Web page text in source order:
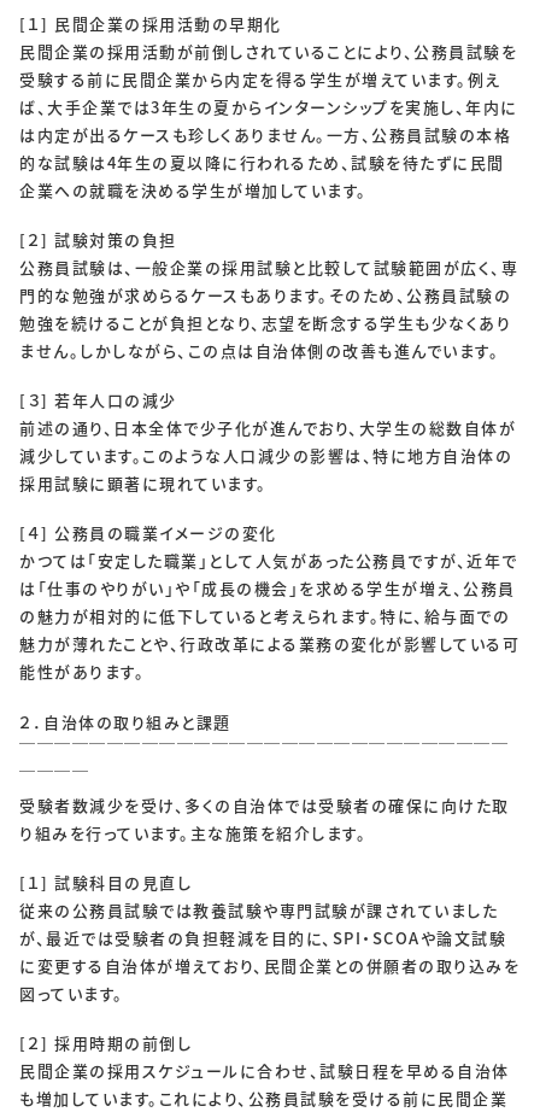
[１] 民間企業の採用活動の早期化
民間企業の採用活動が前倒しされていることにより、公務員試験を
受験する前に民間企業から内定を得る学生が増えています。例え
ば、大手企業では3年生の夏からインターンシップを実施し、年内に
は内定が出るケースも珍しくありません。一方、公務員試験の本格
的な試験は4年生の夏以降に行われるため、試験を待たずに民間
企業への就職を決める学生が増加しています。
[２] 試験対策の負担
公務員試験は、一般企業の採用試験と比較して試験範囲が広く、専
門的な勉強が求めらるケースもあります。そのため、公務員試験の
勉強を続けることが負担となり、志望を断念する学生も少なくあり
ません。しかしながら、この点は自治体側の改善も進んでいます。
[３] 若年人口の減少
前述の通り、日本全体で少子化が進んでおり、大学生の総数自体が
減少しています。このような人口減少の影響は、特に地方自治体の
採用試験に顕著に現れています。
[４] 公務員の職業イメージの変化
かつては「安定した職業」として人気があった公務員ですが、近年で
は「仕事のやりがい」や「成長の機会」を求める学生が増え、公務員
の魅力が相対的に低下していると考えられます。特に、給与面での
魅力が薄れたことや、行政改革による業務の変化が影響している可
能性があります。
２．自治体の取り組みと課題
￣￣￣￣￣￣￣￣￣￣￣￣￣￣￣￣￣￣￣￣￣￣￣￣￣￣￣￣
￣￣￣￣
受験者数減少を受け、多くの自治体では受験者の確保に向けた取
り組みを行っています。主な施策を紹介します。
[１] 試験科目の見直し
従来の公務員試験では教養試験や専門試験が課されていました
が、最近では受験者の負担軽減を目的に、SPI・SCOAや論文試験
に変更する自治体が増えており、民間企業との併願者の取り込みを
図っています。
[２] 採用時期の前倒し
民間企業の採用スケジュールに合わせ、試験日程を早める自治体
も増加しています。これにより、公務員試験を受ける前に民間企業